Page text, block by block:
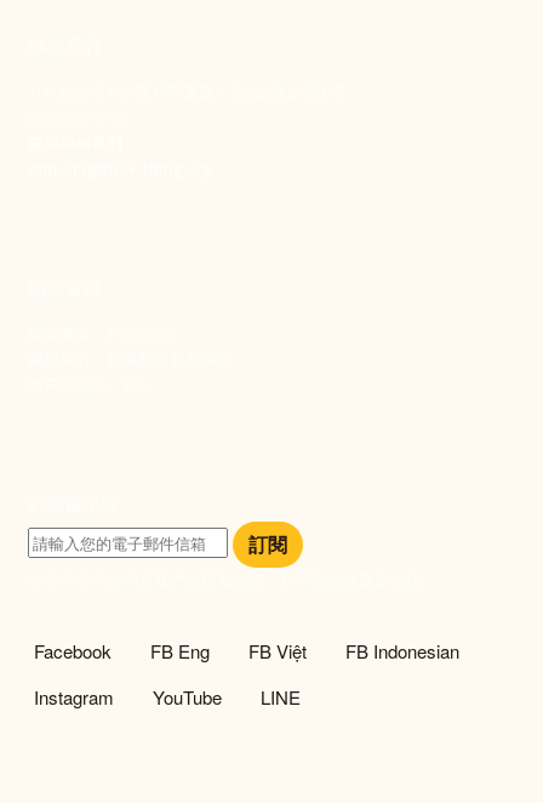
訂閱
社群選單
Facebook FB Eng FB Việt
FB Indonesian
Instagram
YouTube LINE